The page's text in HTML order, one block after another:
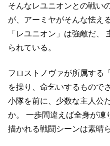
そんなレユニオンとの戦い
が、アーミヤがそんな怯え
「レユニオン」は強敵だ、
られている。
フロストノヴァが所属する
を操り、命乞いするもので
小隊を前に、少数な主人公
か。
一歩間違えば全身が凍
描かれる戦闘シーンは素晴